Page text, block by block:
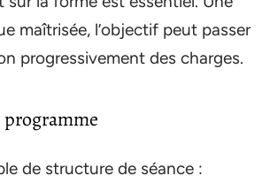
maîtrisée, l’objectif peut passer
progressivement des charges.
programme
de structure de séance :